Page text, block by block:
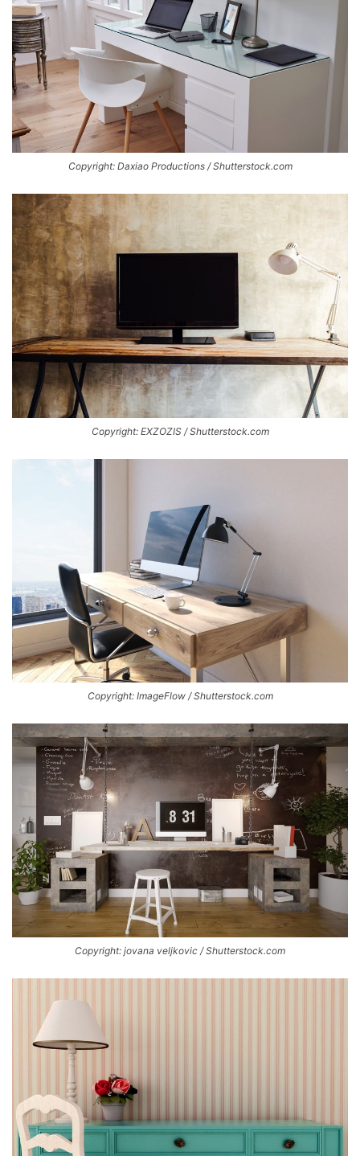
Copyright: Daxiao Productions / Shutterstock.com
Copyright: EXZOZIS / Shutterstock.com
Copyright: ImageFlow / Shutterstock.com
Copyright: jovana veljkovic / Shutterstock.com